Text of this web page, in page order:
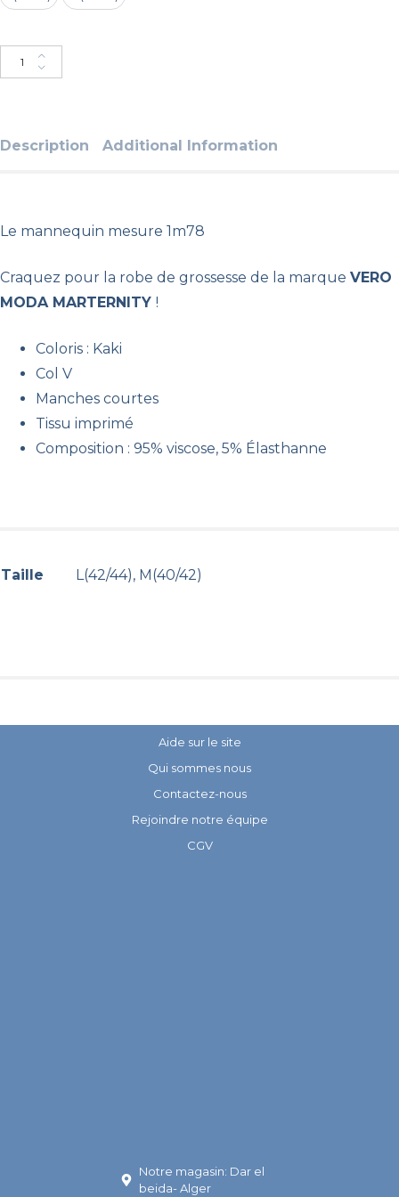
Description Additional Information
Le mannequin mesure 1m78
Craquez pour la robe de grossesse de la marque VERO
MODA MARTERNITY !
Coloris : Kaki
Col V
Manches courtes
Tissu imprimé
Composition : 95% viscose, 5% Élasthanne
Taille L(42/44), M(40/42)
Aide sur le site
Qui sommes nous
Contactez-nous
Rejoindre notre équipe
CGV
Notre magasin: Dar el
beida- Alger